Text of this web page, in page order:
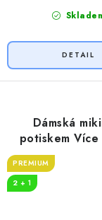
Dámská
potiskem
PREMIUM
2 + 1